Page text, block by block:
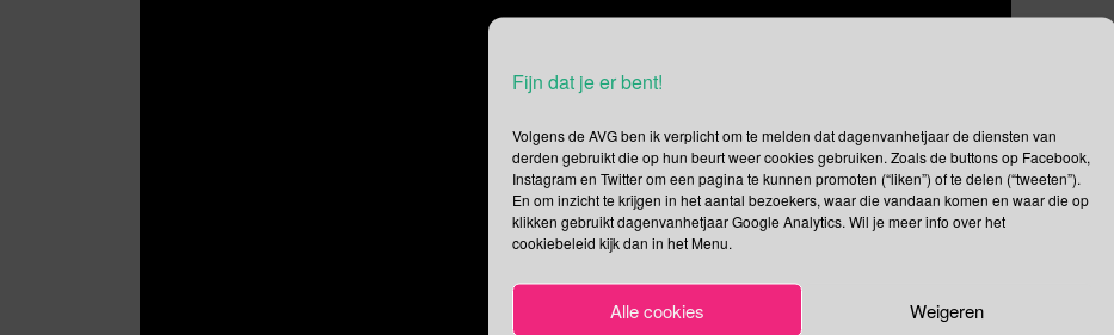
Fijn dat je er bent!
Volgens de AVG ben ik verplicht om te melden dat dagenvanhetjaar de diensten van
derden gebruikt die op hun beurt weer cookies gebruiken. Zoals de buttons op Facebook,
Instagram en Twitter om een pagina te kunnen promoten (“liken”) of te delen (“tweeten”).
En om inzicht te krijgen in het aantal bezoekers, waar die vandaan komen en waar die op
klikken gebruikt dagenvanhetjaar Google Analytics. Wil je meer info over het
cookiebeleid kijk dan in het Menu.
Alle cookies Weigeren